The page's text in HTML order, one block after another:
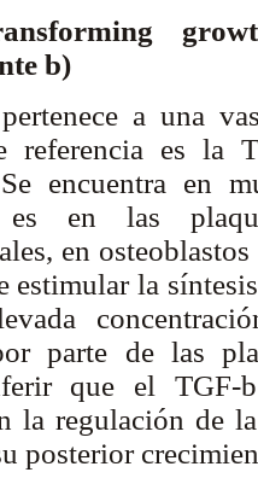
b)
a una
referencia es la
encuentra en
es en las
en
estimular la
parte de las
que el TGF-b
la regulación de
posterior